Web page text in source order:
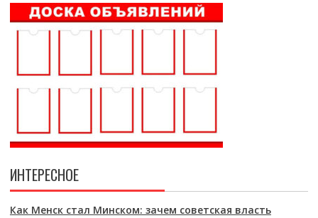
ИНТЕРЕСНОЕ
Как Менск стал Минском: зачем советская власть